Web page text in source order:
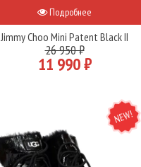
Подробнее
Jimmy Choo Mini Patent Black II
26 950 ₽
11 990 ₽
NEW